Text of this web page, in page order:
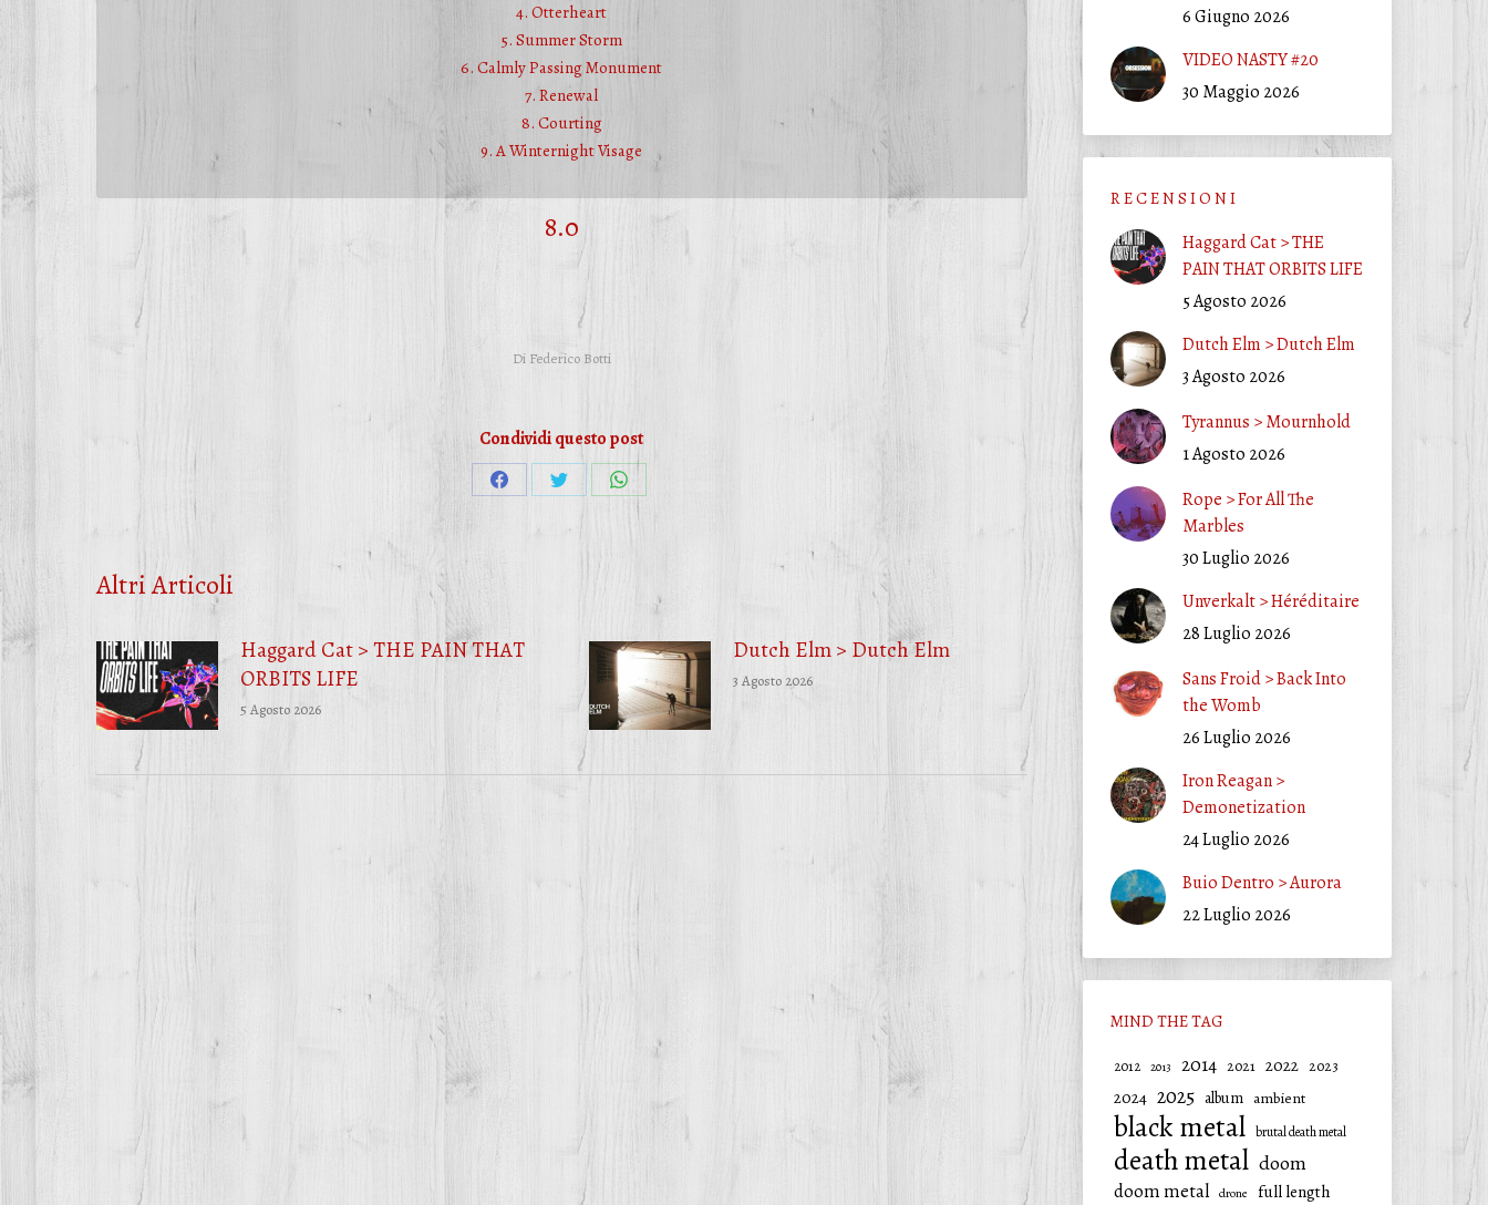
4. Otterheart
5. Summer Storm
6. Calmly Passing Monument
7. Renewal
8. Courting
9. A Winternight Visage
8.0
Di Federico Botti
Condividi questo post
CondividiCondividi
su
Twitter
Condividi
Altri Articoli
Haggard Cat > THE PAIN THAT
ORBITS LIFE
5 Agosto 2026
Dutch Elm > Dutch Elm
3 Agosto 2026
6 Giugno 2026
VIDEO NASTY #20
30 Maggio 2026
R E C E N S I O N I
Haggard Cat > THE
PAIN THAT ORBITS LIFE
5 Agosto 2026
Dutch Elm > Dutch Elm
3 Agosto 2026
Tyrannus > Mournhold
1 Agosto 2026
Rope > For All The
Marbles
30 Luglio 2026
Unverkalt > Héréditaire
28 Luglio 2026
Sans Froid > Back Into
the Womb
26 Luglio 2026
Iron Reagan >
Demonetization
24 Luglio 2026
Buio Dentro > Aurora
22 Luglio 2026
MIND THE TAG
2012 2013 2014 2021 2022 2023
2024 2025 album ambient
black metal brutal death metal
death metal doom
doom metal drone full length